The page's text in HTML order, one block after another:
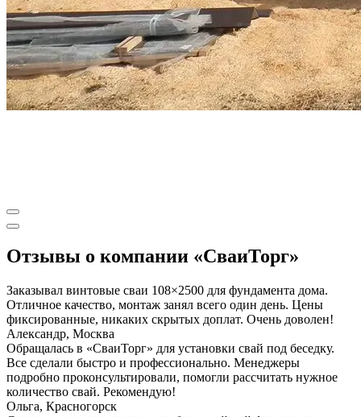
Отзывы о компании «СваиТорг»
Заказывал винтовые сваи 108×2500 для фундамента дома.
Отличное качество, монтаж занял всего один день. Цены
фиксированные, никаких скрытых доплат. Очень доволен!
Александр, Москва
Обращалась в «СваиТорг» для установки свай под беседку.
Все сделали быстро и профессионально. Менеджеры
подробно проконсультировали, помогли рассчитать нужное
количество свай. Рекомендую!
Ольга, Красногорск